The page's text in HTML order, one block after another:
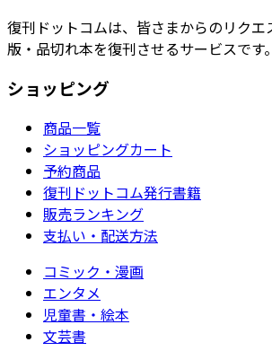
復刊ドットコムは、皆さまからのリクエ
版・品切れ本を復刊させるサービスです。
ショッピング
商品一覧
ショッピングカート
予約商品
復刊ドットコム発行書籍
販売ランキング
支払い・配送方法
コミック・漫画
エンタメ
児童書・絵本
文芸書